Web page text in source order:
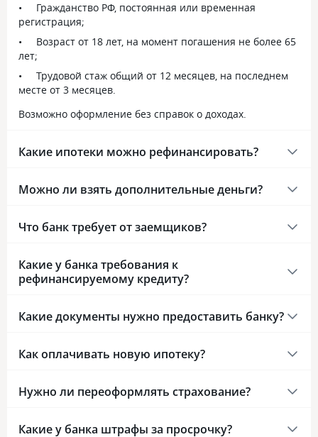
Гражданство РФ, постоянная или временная
регистрация;
Возраст от 18 лет, на момент погашения не более 65
лет;
Трудовой стаж общий от 12 месяцев, на последнем
месте от 3 месяцев.
Возможно оформление без справок о доходах.
Какие ипотеки можно рефинансировать?
Можно ли взять дополнительные деньги?
Что банк требует от заемщиков?
Какие у банка требования к
рефинансируемому кредиту?
Какие документы нужно предоставить банку?
Как оплачивать новую ипотеку?
Нужно ли переоформлять страхование?
Какие у банка штрафы за просрочку?